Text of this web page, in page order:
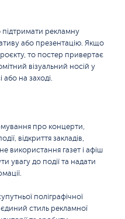
рекламну
або презентацію. Якщо
то постер привертає
візуальний носій у
або на заході.
про концерти,
відкриття закладів,
використання газет і афіш
увагу до події та надати
поліграфічної
стиль рекламної